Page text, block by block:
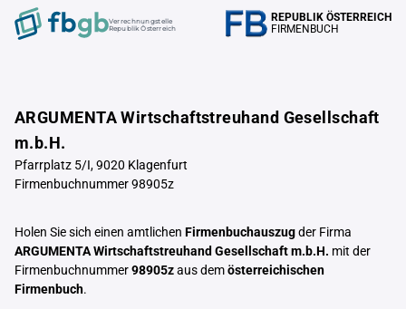
Verrechnungstelle
Republik Österreich
REPUBLIK ÖSTERREICH
FIRMENBUCH
ARGUMENTA Wirtschaftstreuhand Gesellschaft
m.b.H.
Pfarrplatz 5/I, 9020 Klagenfurt
Firmenbuchnummer 98905z
Holen Sie sich einen amtlichen Firmenbuchauszugder Firma
ARGUMENTA Wirtschaftstreuhand Gesellschaft m.b.H. mit der
Firmenbuchnummer98905zaus demösterreichischen
Firmenbuch.